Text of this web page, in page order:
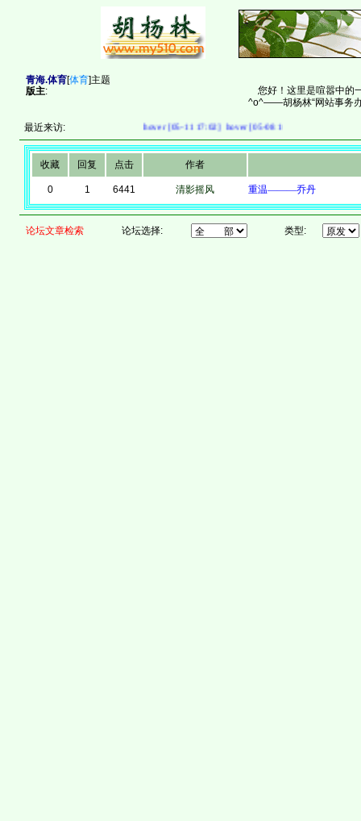
青海.体育[体育]主题
版主:
您好！这里是喧嚣中的
^o^——胡杨林“网站事务
最近来访: hover [05-11 17:02] hover [05-08 16:23]
收藏 回复 点击 作者
0 1 6441 清影摇风 重温———乔丹
论坛文章检索 论坛选择: 类型: